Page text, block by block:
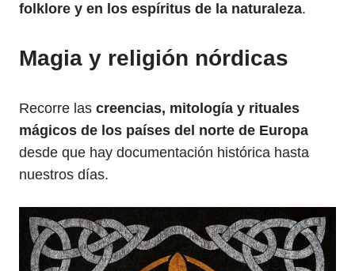
folklore y en los espíritus de la naturaleza.
Magia y religión nórdicas
Recorre las creencias, mitología y rituales
mágicos de los países del norte de Europa
desde que hay documentación histórica hasta
nuestros días.